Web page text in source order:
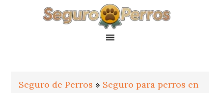
Seguro de Perros » Seguro para perros en